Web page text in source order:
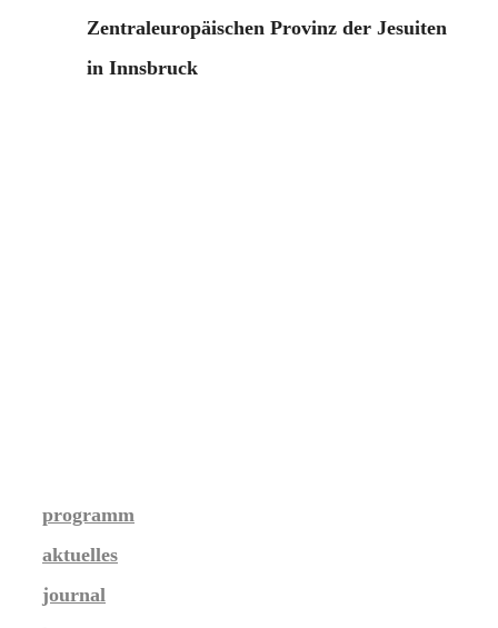
Zentraleuropäischen Provinz der Jesuiten
in Innsbruck
programm
aktuelles
journal